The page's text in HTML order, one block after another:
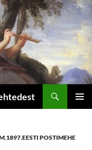
,1897,EESTI POSTIMEHE